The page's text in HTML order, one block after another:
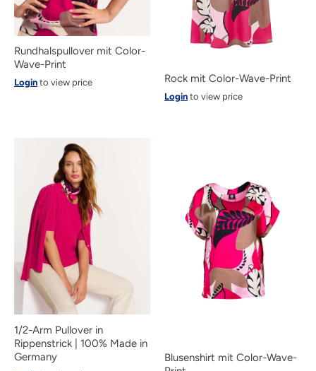
Rundhalspullover mit Color-
Wave-Print
Login to view price Rock mit Color-Wave-Print
Login to view price
1/2-Arm Pullover in
Rippenstrick | 100% Made in
Germany
Blusenshirt mit Color-Wave-